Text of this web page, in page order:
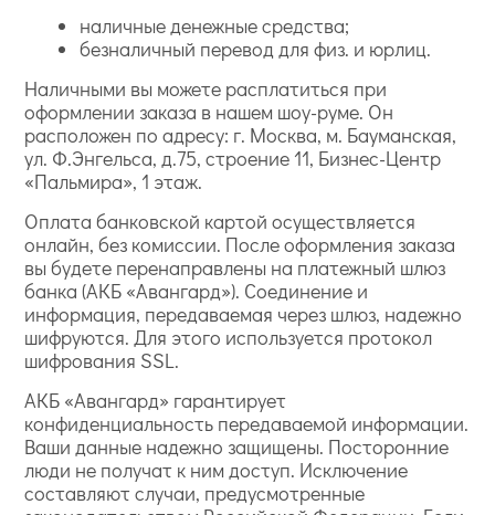
наличные денежные средства;
безналичный перевод для физ. и юрлиц.
Наличными вы можете расплатиться при
оформлении заказа в нашем шоу-руме. Он
расположен по адресу: г. Москва, м. Бауманская,
ул. Ф.Энгельса, д.75, строение 11, Бизнес-Центр
«Пальмира», 1 этаж.
Оплата банковской картой осуществляется
онлайн, без комиссии. После оформления заказа
вы будете перенаправлены на платежный шлюз
банка (АКБ «Авангард»). Соединение и
информация, передаваемая через шлюз, надежно
шифруются. Для этого используется протокол
шифрования SSL.
АКБ «Авангард» гарантирует
конфиденциальность передаваемой информации.
Ваши данные надежно защищены. Посторонние
люди не получат к ним доступ. Исключение
составляют случаи, предусмотренные